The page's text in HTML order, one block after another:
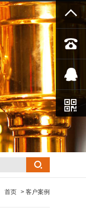
首页 > 客户案例



